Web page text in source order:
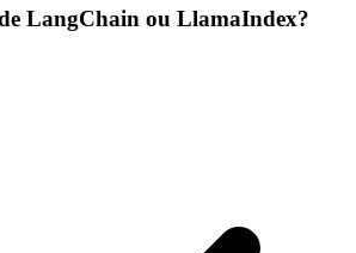
LangChain ou LlamaIndex?